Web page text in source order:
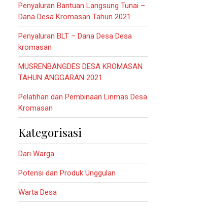
Penyaluran Bantuan Langsung Tunai –
Dana Desa Kromasan Tahun 2021
Penyaluran BLT – Dana Desa Desa
kromasan
MUSRENBANGDES DESA KROMASAN
TAHUN ANGGARAN 2021
Pelatihan dan Pembinaan Linmas Desa
Kromasan
Kategorisasi
Dari Warga
Potensi dan Produk Unggulan
Warta Desa